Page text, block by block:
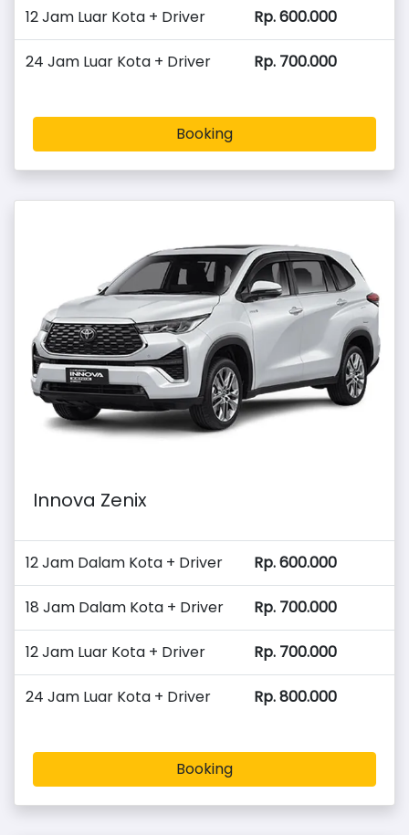
12 Jam Luar Kota + Driver Rp. 600.000
24 Jam Luar Kota + Driver Rp. 700.000
Booking
Innova Zenix
12 Jam Dalam Kota + Driver Rp. 600.000
18 Jam Dalam Kota + Driver Rp. 700.000
12 Jam Luar Kota + Driver Rp. 700.000
24 Jam Luar Kota + Driver Rp. 800.000
Booking